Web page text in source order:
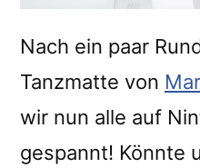
Nach ein paar
Tanzmatte von
wir nun alle auf
gespannt! Könnte